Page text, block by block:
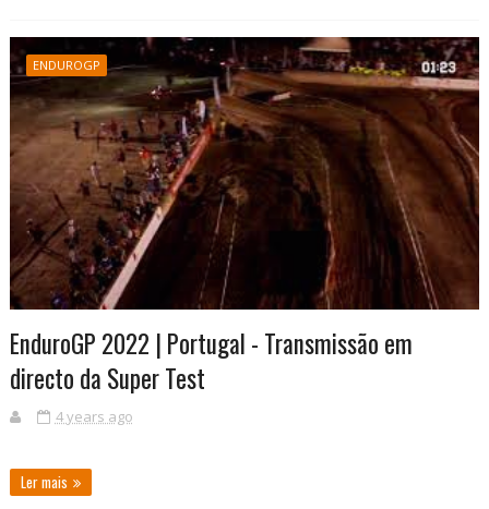
ENDUROGP
EnduroGP 2022 | Portugal - Transmissão em
directo da Super Test
4 years ago
Ler mais